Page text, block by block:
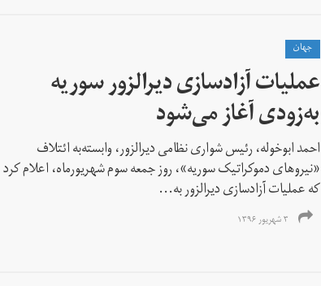
جهان
عملیات آزادسازی دیرالزور سوریه
به‌زودی آغاز می‌شود
احمد ابوخوله، رئیس شواری نظامی دیرالزور، وابسته‌به ائتلاف
«نیروهای دموکراتیک سوریه»، روز جمعه سوم شهریورماه، اعلام کرد
که عملیات آزادسازی دیرالزور به...
۳ شهریور ۱۳۹۶